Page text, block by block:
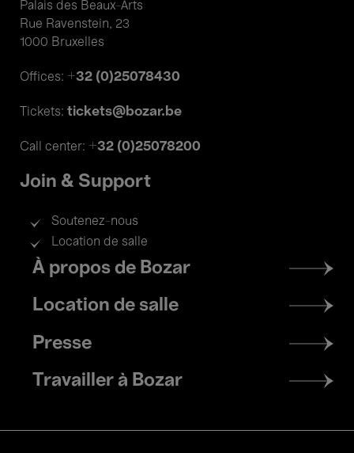
Palais des Beaux-Arts
Rue Ravenstein, 23
1000 Bruxelles
Offices: +32 (0)25078430
Tickets: tickets@bozar.be
Call center: +32 (0)25078200
Join & Support
Soutenez-nous
Location de salle
Footer
menu
À propos de Bozar
Location de salle
Presse
Travailler à Bozar